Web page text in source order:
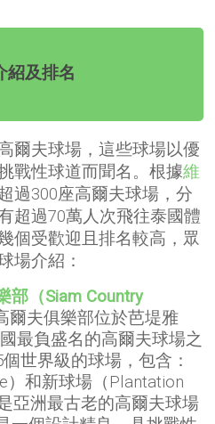
紹及排名
爾夫球場，這些球場以優
戰性球道而聞名。根據維
過300座高爾夫球場，分
超過70萬人次飛往泰國體
個受歡迎且排名較高，眾
場介紹：
部（Siam Country
爾夫俱樂部位於芭堤雅
最負盛名的高爾夫球場之
世界級的球場，包含：
）和新球場（Plantation
亞洲最古老的高爾夫球場